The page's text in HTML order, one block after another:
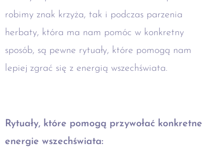
robimy znak krzyża, tak i podczas parzenia
herbaty, która ma nam pomóc w konkretny
sposób, są pewne rytuały, które pomogą nam
lepiej zgrać się z energią wszechświata.
Rytuały, które pomogą przywołać konkretne
energie wszechświata: